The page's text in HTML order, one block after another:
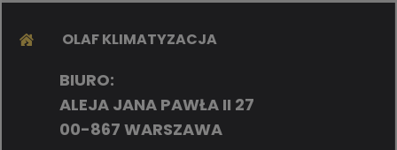
OLAF KLIMATYZACJA
BIURO:
ALEJA JANA PAWŁA II 27
00-867 WARSZAWA